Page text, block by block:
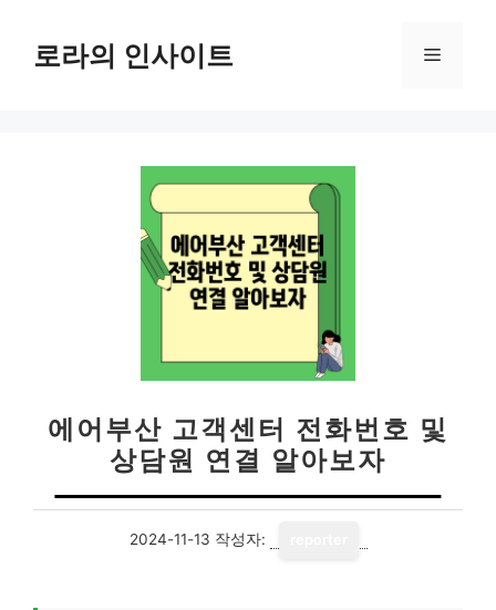
로라의 인사이트 메
에어부산 고객센터 전화번호 및
상담원 연결 알아보자
2024-11-13 작성자: